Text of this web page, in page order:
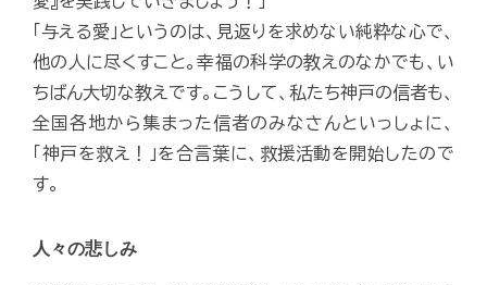
「与える愛」というのは、見返りを求めない純粋な心で、
他の人に尽くすこと。幸福の科学の教えのなかでも、い
ちばん大切な教えです。こうして、私たち神戸の信者も、
全国各地から集まった信者のみなさんといっしょに、
「神戸を救え！」を合言葉に、救援活動を開始したので
す。
人々の悲しみ